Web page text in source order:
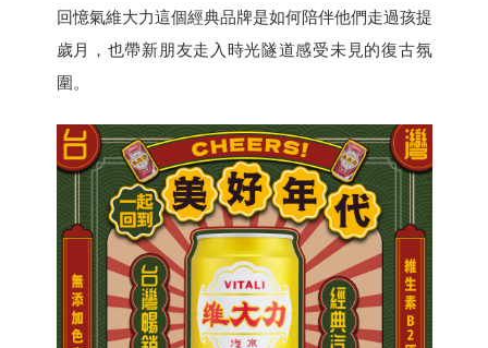
回憶氣維大力這個經典品牌是如何陪伴他們走過孩提
歲月，也帶新朋友走入時光隧道感受未見的復古氛
圍。